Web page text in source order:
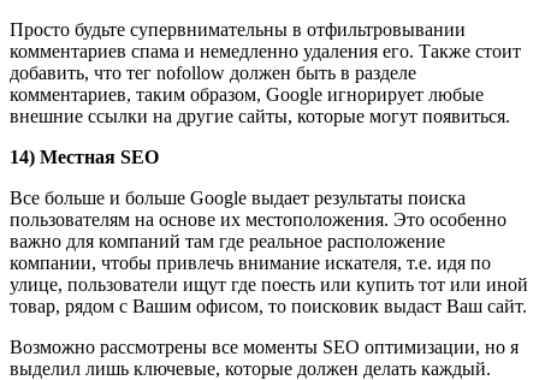
Просто будьте супервнимательны в отфильтровывании
комментариев спама и немедленно удаления его. Также стоит
добавить, что тег nofollow должен быть в разделе
комментариев, таким образом, Google игнорирует любые
внешние ссылки на другие сайты, которые могут появиться.
14) Местная SEO
Все больше и больше Google выдает результаты поиска
пользователям на основе их местоположения. Это особенно
важно для компаний там где реальное расположение
компании, чтобы привлечь внимание искателя, т.е. идя по
улице, пользователи ищут где поесть или купить тот или иной
товар, рядом с Вашим офисом, то поисковик выдаст Ваш сайт.
Возможно рассмотрены все моменты SEO оптимизации, но я
выделил лишь ключевые, которые должен делать каждый.